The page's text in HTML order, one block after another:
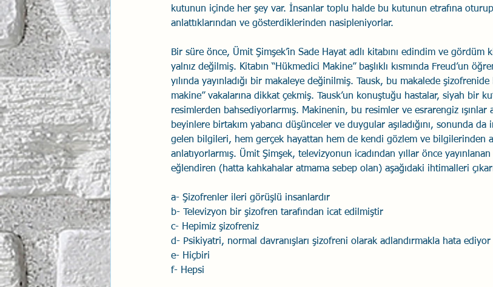
kutunun içinde her şey var. İnsanlar toplu halde bu kutunun etrafına
anlattıklarından ve gösterdiklerinden nasipleniyorlar.
Bir süre önce, Ümit Şimşek’in Sade Hayat adlı kitabını edindim ve gördüm
yalnız değilmiş. Kitabın “Hükmedici Makine” başlıklı kısmında Freud’un
yılında yayınladığı bir makaleye değinilmiş. Tausk, bu makalede şizofrenide
makine” vakalarına dikkat çekmiş. Tausk’un konuştuğu hastalar, siyah bir
resimlerden bahsediyorlarmış. Makinenin, bu resimler ve esrarengiz ışınlar
beyinlere birtakım yabancı düşünceler ve duygular aşıladığını, sonunda da
gelen bilgileri, hem gerçek hayattan hem de kendi gözlem ve bilgilerinden
anlatıyorlarmış. Ümit Şimşek, televizyonun icadından yıllar önce
eğlendiren (hatta kahkahalar atmama sebep olan) aşağıdaki ihtimalleri
a- Şizofrenler ileri görüşlü insanlardır
b- Televizyon bir şizofren tarafından icat edilmiştir
c- Hepimiz şizofreniz
d- Psikiyatri, normal davranışları şizofreni olarak adlandırmakla hata ediyor
e- Hiçbiri
f- Hepsi